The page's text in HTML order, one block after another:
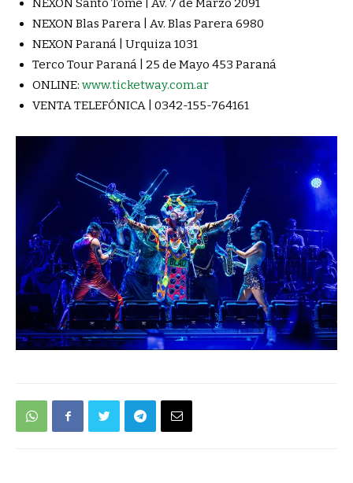
NEXON Santo Tomé | Av. 7 de Marzo 2091
NEXON Blas Parera | Av. Blas Parera 6980
NEXON Paraná | Urquiza 1031
Terco Tour Paraná | 25 de Mayo 453 Paraná
ONLINE: www.ticketway.com.ar
VENTA TELEFÓNICA | 0342-155-764161